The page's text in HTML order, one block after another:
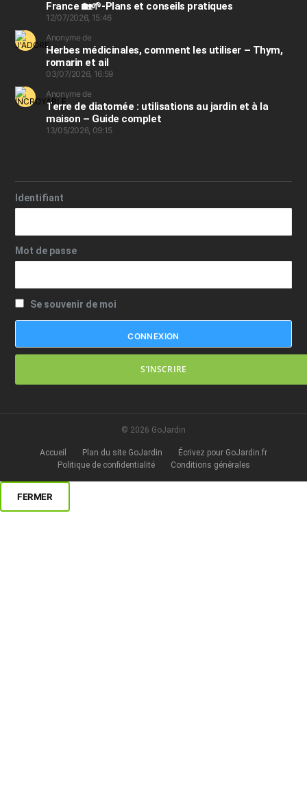
France 🏡🌱-Plans et conseils pratiques
12/07/2026, 15:46
Anonyme de
Herbes médicinales, comment les utiliser – Thym,
romarin et ail
03/07/2026, 16:59
Anonyme de
Terre de diatomée : utilisations au jardin et à la
maison – Guide complet
13/05/2026, 09:15
Identifiant
Mot de passe
Se souvenir de moi
S’INSCRIRE
© 2026 GoJardin
Accueil Plan du site GoJardin
Écrivez pour GoJardin.fr
Politique de confidentialité
Conditions générales
FERMER